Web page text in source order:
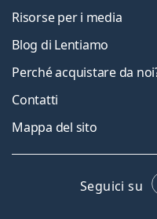
Risorse per i media
Blog di Lentiamo
Perché acquistare da
Contatti
Mappa del sito
Seguici su